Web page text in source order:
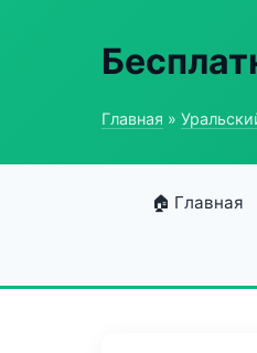
Главная »
🏠 Главная